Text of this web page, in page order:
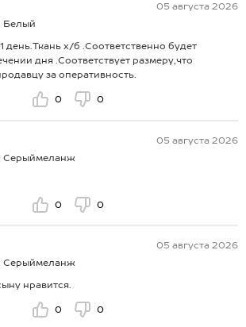
05 августа 2026
Белый
день.Ткань х/б .Соответственно будет
дня .Соответствует размеру,что
за оперативность.
0 0
05 августа 2026
Серыймеланж
0 0
05 августа 2026
Серыймеланж
нравится.
0 0